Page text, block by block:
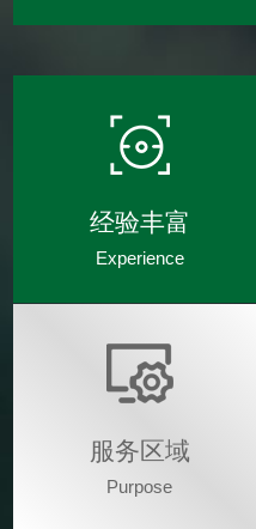
经验丰富
Experience
服务区域
Purpose